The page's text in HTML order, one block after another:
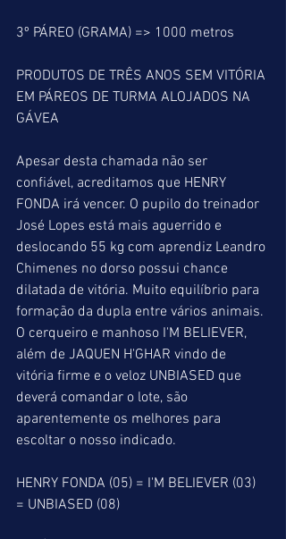
3º PÁREO (GRAMA) => 1000 metros
PRODUTOS DE TRÊS ANOS SEM VITÓRIA
EM PÁREOS DE TURMA ALOJADOS NA
GÁVEA
Apesar desta chamada não ser
confiável, acreditamos que HENRY
FONDA irá vencer. O pupilo do treinador
José Lopes está mais aguerrido e
deslocando 55 kg com aprendiz Leandro
Chimenes no dorso possui chance
dilatada de vitória. Muito equilíbrio para
formação da dupla entre vários animais.
O cerqueiro e manhoso I'M BELIEVER,
além de JAQUEN H'GHAR vindo de
vitória firme e o veloz UNBIASED que
deverá comandar o lote, são
aparentemente os melhores para
escoltar o nosso indicado.
HENRY FONDA (05) = I'M BELIEVER (03)
= UNBIASED (08)